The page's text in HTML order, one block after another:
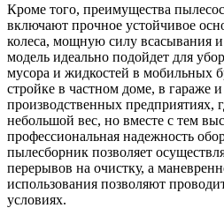
Кроме того, преимущества
включают прочное устойчивое
колеса, мощную силу всасывания
модель идеально подойдет для
мусора и жидкостей в мобильных
стройке в частном доме, в гараже и
производственных предприятиях,
небольшой вес, но вместе с тем
профессиональная надежность
пылесборник позволяет
перерывов на очистку, а
использования позволяют
условиях.